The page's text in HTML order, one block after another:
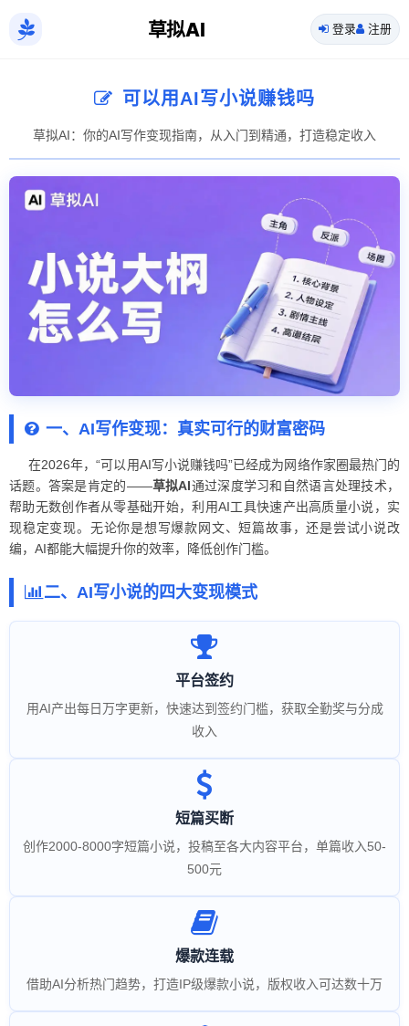
草拟AI 登录 注册
可以用AI写小说赚钱吗
草拟AI：你的AI写作变现指南，从入门到精通，打造稳定收入
一、AI写作变现：真实可行的财富密码
在2026年，“可以用AI写小说赚钱吗”已经成为网络作家圈最热门的
话题。答案是肯定的——草拟AI通过深度学习和自然语言处理技术，
帮助无数创作者从零基础开始，利用AI工具快速产出高质量小说，实
现稳定变现。无论你是想写爆款网文、短篇故事，还是尝试小说改
编，AI都能大幅提升你的效率，降低创作门槛。
二、AI写小说的四大变现模式
平台签约
用AI产出每日万字更新，快速达到签约门槛，获取全勤奖与分成
收入
短篇买断
创作2000-8000字短篇小说，投稿至各大内容平台，单篇收入50-
500元
爆款连载
借助AI分析热门趋势，打造IP级爆款小说，版权收入可达数十万